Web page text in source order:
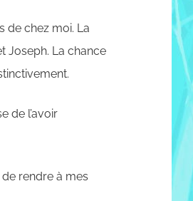
de chez moi. La
Joseph. La chance
de l’avoir
rendre à mes